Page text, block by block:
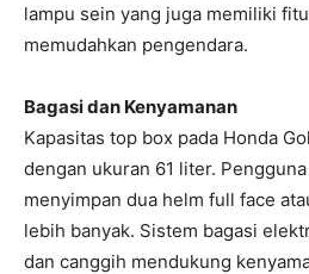
lampu sein yang juga memiliki
memudahkan pengendara.
Bagasi dan Kenyamanan
Kapasitas top box pada Honda
dengan ukuran 61 liter.
menyimpan dua helm full face
lebih banyak. Sistem bagasi
dan canggih mendukung